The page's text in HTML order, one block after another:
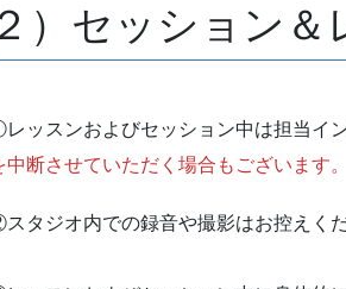
２）セッション＆
ッスンおよびセッション中は担当イ
中断させていただく場合もございます。
タジオ内での録音や撮影はお控えくだ